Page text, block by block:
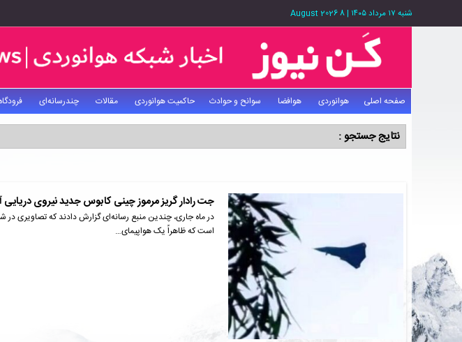
شنبه ۱۷ مرداد ۱۴۰۵ |
8 August 2026
صفحه اصلی هوانوردی هوافضا سوانح و حوادث حاکمیت هوانوردی مقالات چندرسانه‌ای
نتایج جستجو :
جت رادار گریز مرموز چینی کابوس جدید نیروی دریایی
در ماه جاری، چندین منبع رسانه‌ای گزارش دادند که تصاویری
است که ظاهراً یک هواپیمای…